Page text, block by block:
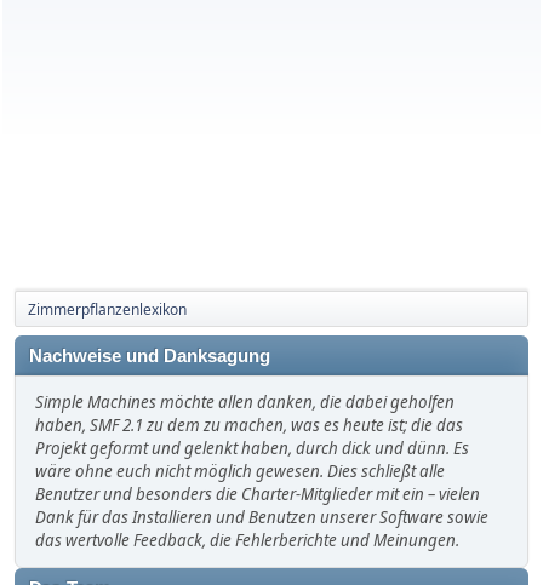
Zimmerpflanzenlexikon
Nachweise und Danksagung
Simple Machines möchte allen danken, die dabei geholfen
haben, SMF 2.1 zu dem zu machen, was es heute ist; die das
Projekt geformt und gelenkt haben, durch dick und dünn. Es
wäre ohne euch nicht möglich gewesen. Dies schließt alle
Benutzer und besonders die Charter-Mitglieder mit ein – vielen
Dank für das Installieren und Benutzen unserer Software sowie
das wertvolle Feedback, die Fehlerberichte und Meinungen.